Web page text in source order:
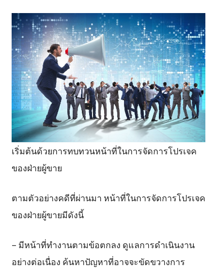
เริ่มต้นด้วยการทบทวนหน้าที่ในการจัดการโปรเจค
ของฝ่ายผู้ขาย
ตามตัวอย่างคดีที่ผ่านมา หน้าที่ในการจัดการโปรเจค
ของฝ่ายผู้ขายมีดังนี้
– มีหน้าที่ทำงานตามข้อตกลง ดูแลการดำเนินงาน
อย่างต่อเนื่อง ค้นหาปัญหาที่อาจจะขัดขวางการ